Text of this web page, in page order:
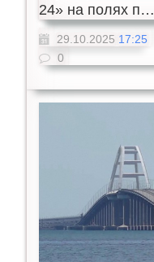
24» на полях п…
29.10.2025 17:25
0